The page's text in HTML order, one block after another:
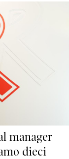
manager
dieci